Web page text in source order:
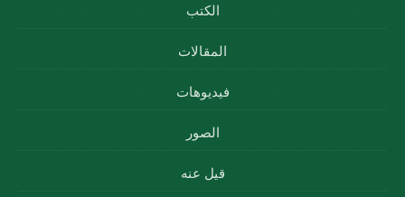
الكتب
المقالات
فيديوهات
الصور
قيل عنه